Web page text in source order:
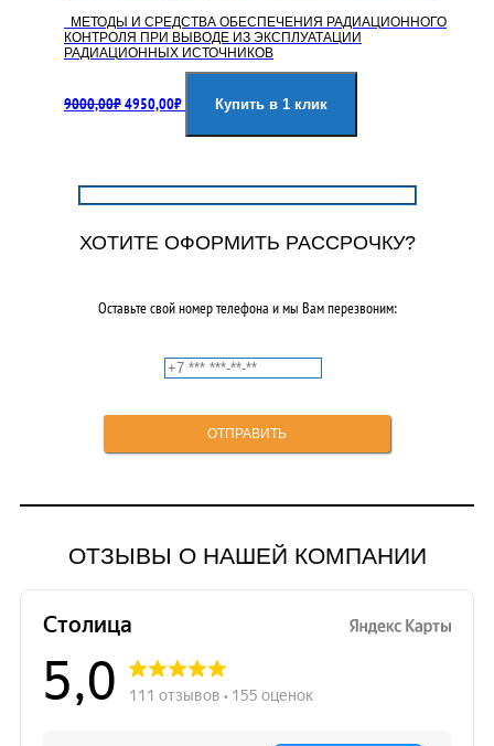
МЕТОДЫ И СРЕДСТВА ОБЕСПЕЧЕНИЯ РАДИАЦИОННОГО
КОНТРОЛЯ ПРИ ВЫВОДЕ ИЗ ЭКСПЛУАТАЦИИ
РАДИАЦИОННЫХ ИСТОЧНИКОВ
9000,00₽цена
4950,00₽цена:
Купить в 1 клик
ХОТИТЕ ОФОРМИТЬ РАССРОЧКУ?
Оставьте свой номер телефона и мы Вам перезвоним:
ОТЗЫВЫ О НАШЕЙ КОМПАНИИ